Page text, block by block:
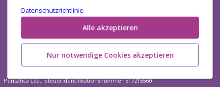
Datenschutzrichtlinie
.
Alle akzeptieren
Nur notwendige Cookies akzeptieren
Sozialen Medien
Pensática Lda., Steueridentifikationsnummer 517215560